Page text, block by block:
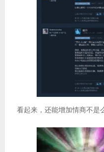
看起来，还能增加情商不是